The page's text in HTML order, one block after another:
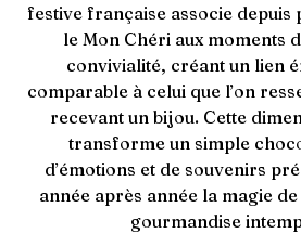
festive française associe depuis
le Mon Chéri aux moments
convivialité, créant un lien
comparable à celui que l’on
recevant un bijou. Cette
transforme un simple
d’émotions et de souvenirs
année après année la magie
gourmandise